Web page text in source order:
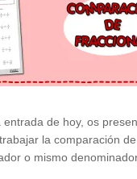
entrada de hoy, os
la comparación
o mismo